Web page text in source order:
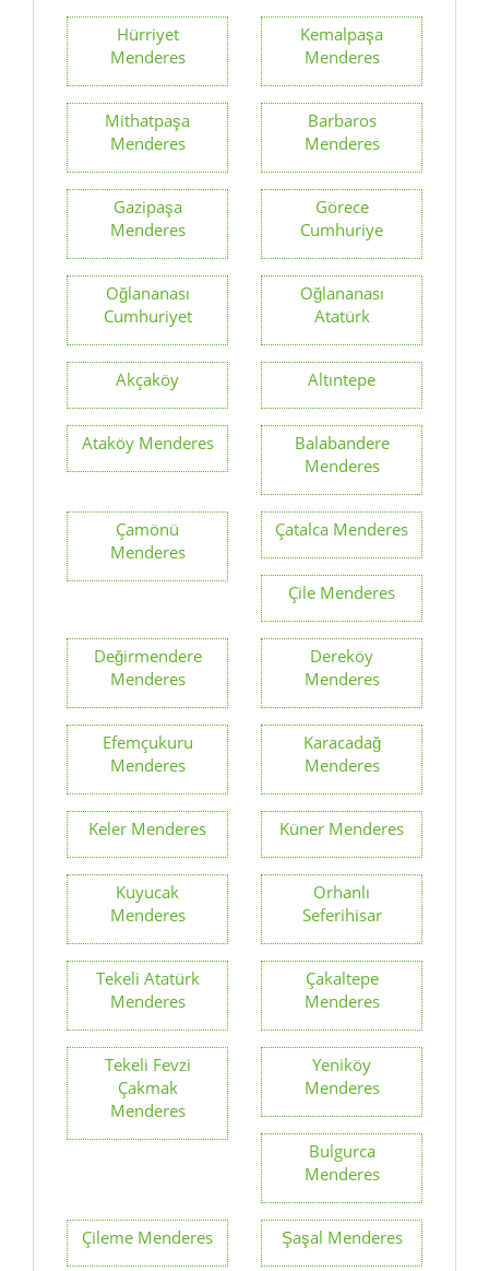
Hürriyet
Menderes
Kemalpaşa
Menderes
Mithatpaşa
Menderes
Barbaros
Menderes
Gazipaşa
Menderes
Görece
Cumhuriye
Oğlananası
Cumhuriyet
Oğlananası
Atatürk
Akçaköy Altıntepe
Ataköy Menderes
Balabandere
Menderes
Çamönü
Menderes
Çatalca Menderes
Çile Menderes
Değirmendere
Menderes
Dereköy
Menderes
Efemçukuru
Menderes
Karacadağ
Menderes
Keler Menderes Küner Menderes
Kuyucak
Menderes
Orhanlı
Seferihisar
Tekeli Atatürk
Menderes
Çakaltepe
Menderes
Tekeli Fevzi
Çakmak
Menderes
Yeniköy
Menderes
Bulgurca
Menderes
Çileme Menderes Şaşal Menderes